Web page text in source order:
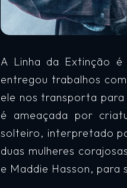
A Linha da Extinção
entregou trabalhos
ele nos transporta para
é ameaçada por
solteiro, interpretado
duas mulheres
e Maddie Hasson, para